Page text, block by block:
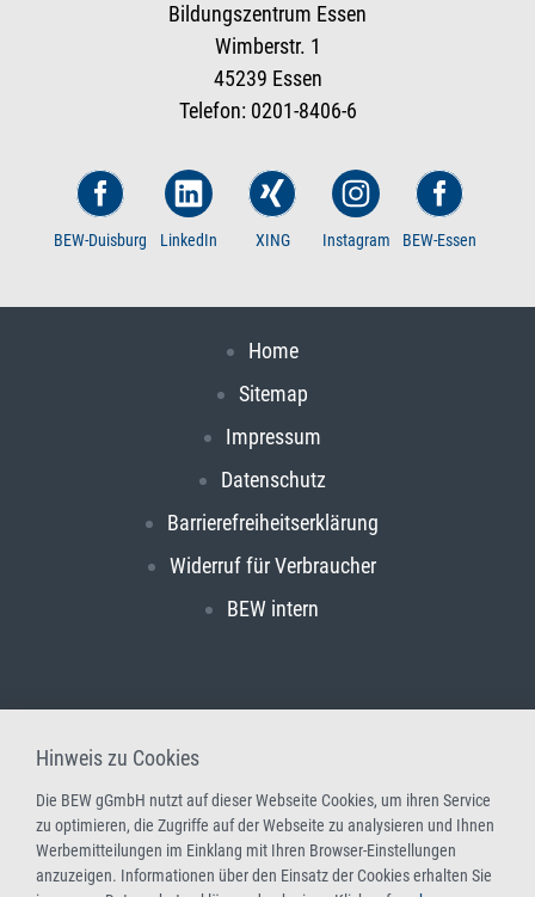
Bildungszentrum Essen
Wimberstr. 1
45239 Essen
Telefon: 0201-8406-6
BEW-Duisburg LinkedIn XING Instagram BEW-Essen
Home
Sitemap
Impressum
Datenschutz
Barrierefreiheitserklärung
Widerruf für Verbraucher
BEW intern
Hinweis zu Cookies
Die BEW gGmbH nutzt auf dieser Webseite Cookies, um ihren Service
zu optimieren, die Zugriffe auf der Webseite zu analysieren und Ihnen
Werbemitteilungen im Einklang mit Ihren Browser-Einstellungen
anzuzeigen. Informationen über den Einsatz der Cookies erhalten Sie